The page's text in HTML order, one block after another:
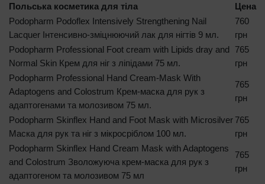
Польська косметика для тіла
Цена
Podopharm Podoflex Intensively Strengthening Nail
Lacquer Інтенсивно-зміцнюючий лак для нігтів 9 мл.
760
грн
Podopharm Professional Foot cream with Lipids dray and
Normal Skin Крем для ніг з ліпідами 75 мл.
765
грн
Podopharm Professional Hand Cream-Mask With
Adaptogens and Colostrum Крем-маска для рук з
адаптогенами та молозивом 75 мл.
765
грн
Podopharm Skinflex Hand and Foot Mask with Microsilver
Маска для рук та ніг з мікросріблом 100 мл.
765
грн
Podopharm Skinflex Hand Cream Mask with Adaptogens
and Colostrum Зволожуюча крем-маска для рук з
адаптогеном та молозивом 75 мл
765
грн